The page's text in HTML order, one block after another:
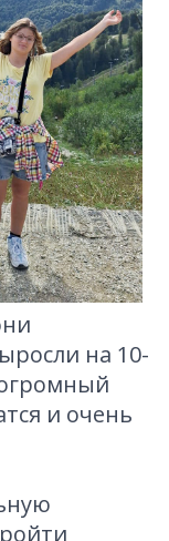
на 10-
и очень